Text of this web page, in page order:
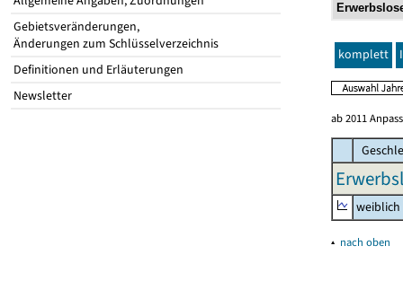
Gebietsveränderungen,
Änderungen zum Schlüsselverzeichnis
Definitionen und Erläuterungen
Newsletter
komplett
ab 2011
weiblich
▴ nach oben